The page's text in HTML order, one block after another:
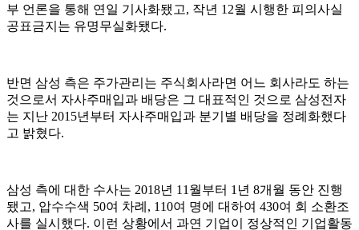
부 언론을 통해 연일 기사화됐고, 작년 12월 시행한 피의사실
공표금지는 유명무실화됐다.
반면 삼성 측은 주가관리는 주식회사라면 어느 회사라도 하는
것으로서 자사주매입과 배당은 그 대표적인 것으로 삼성전자
는 지난 2015년부터 자사주매입과 분기별 배당을 정례화했다
고 밝혔다.
삼성 측에 대한 수사는 2018년 11월부터 1년 8개월 동안 진행
됐고, 압수수색 50여 차례, 110여 명에 대하여 430여 회 소환조
사를 실시했다. 이런 상황에서 과연 기업이 정상적인 기업활동